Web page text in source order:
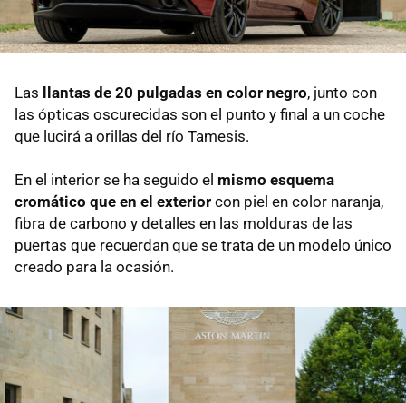
Las llantas de 20 pulgadas en color negro, junto con
las ópticas oscurecidas son el punto y final a un coche
que lucirá a orillas del río Tamesis.
En el interior se ha seguido el mismo esquema
cromático que en el exterior con piel en color naranja,
fibra de carbono y detalles en las molduras de las
puertas que recuerdan que se trata de un modelo único
creado para la ocasión.